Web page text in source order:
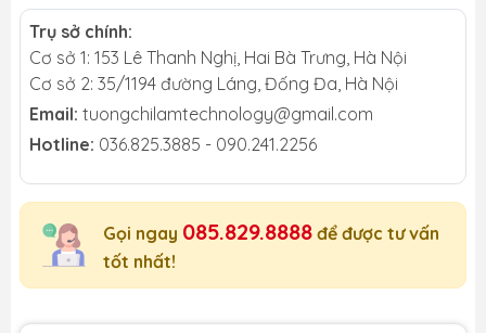
Trụ sở chính:
Cơ sở 1: 153 Lê Thanh Nghị, Hai Bà Trưng, Hà Nội
Cơ sở 2: 35/1194 đường Láng, Đống Đa, Hà Nội
Email: tuongchilamtechnology@gmail.com
Hotline: 036.825.3885 - 090.241.2256
Gọi ngay 085.829.8888 để được tư vấn
tốt nhất!